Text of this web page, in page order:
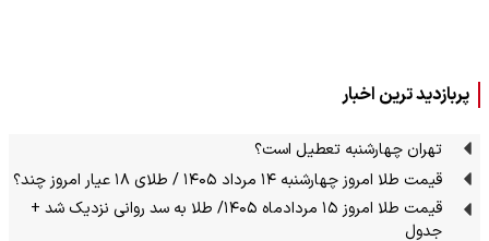
پربازدید ترین اخبار
تهران چهارشنبه تعطیل است؟
قیمت طلا امروز چهارشنبه ۱۴ مرداد ۱۴۰۵ / طلای ۱۸ عیار امروز چند؟
قیمت طلا امروز ۱۵ مردادماه ۱۴۰۵/ طلا به سد روانی نزدیک شد +
جدول